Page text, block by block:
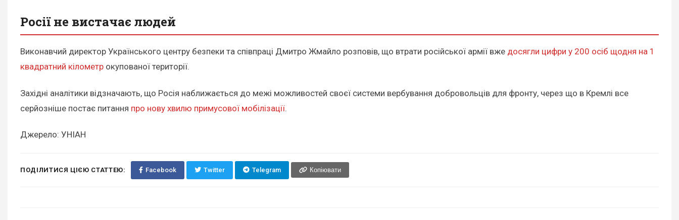
Росії не вистачає людей
Виконавчий директор Українського центру безпеки та співпраці Дмитро Жмайло розповів, що втрати російської армії вже досягли цифри у 200 осіб щодня на 1
квадратний кілометр окупованої території.
Західні аналітики відзначають, що Росія наближається до межі можливостей своєї системи вербування добровольців для фронту, через що в Кремлі все
серйозніше постає питання про нову хвилю примусової мобілізації.
Джерело: УНІАН
ПОДІЛИТИСЯ ЦІЄЮ СТАТТЕЮ: Facebook Twitter Telegram Копіювати